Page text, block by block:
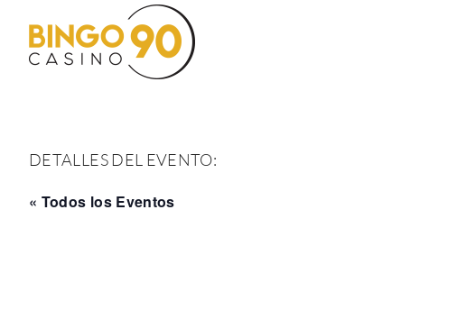
contenido
DETALLES DEL EVENTO:
« Todos los Eventos